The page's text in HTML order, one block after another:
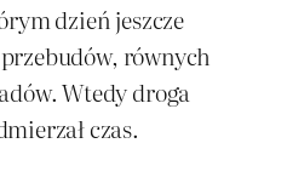
dzień jeszcze
równych
Wtedy droga
czas.